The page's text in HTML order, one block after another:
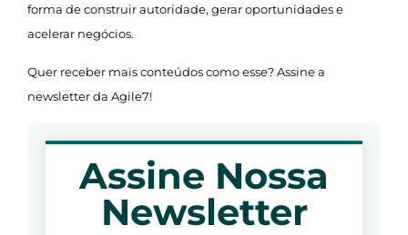
forma de construir autoridade, gerar oportunidades e
acelerar negócios.
Quer receber mais conteúdos como esse? Assine a
newsletter da Agile7!
Assine Nossa
Newsletter